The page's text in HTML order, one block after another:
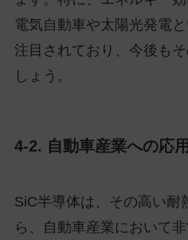
電気自動車や太陽光発電
注目されており、今後も
しょう。
4-2. 自動車産業への応用
SiC半導体は、その高い耐
ら、自動車産業において